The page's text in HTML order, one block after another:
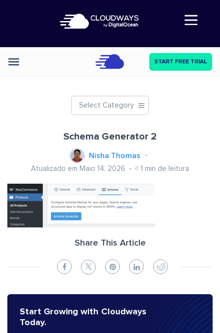
Abre a navegação
Categories START FREE TRIAL
Select Category
Schema Generator 2
Nisha Thomas
Atualizado em Maio 14, 2026 < 1 min de leitura
Share This Article
Start Growing with Cloudways
Today.